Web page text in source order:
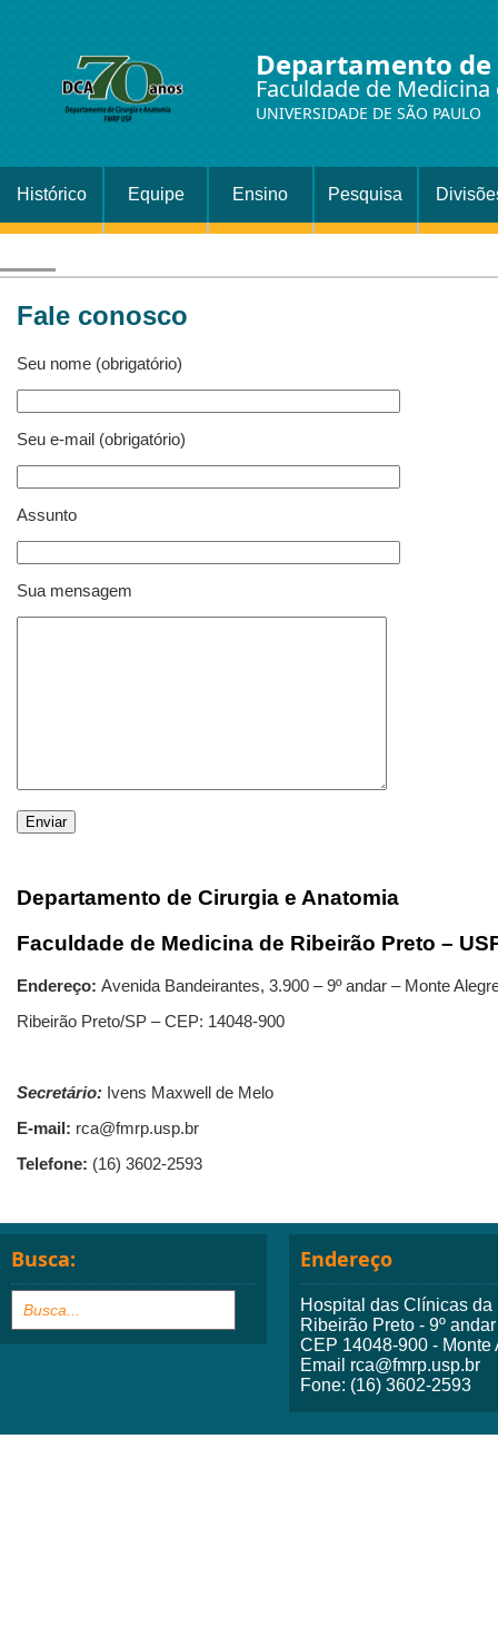
Departamento
Faculdade de
UNIVERSIDADE DE SÃO PAULO
Histórico Equipe Ensino Pesquisa
Fale conosco
Seu nome (obrigatório)
Seu e-mail (obrigatório)
Assunto
Sua mensagem
Departamento de Cirurgia e Anatomia
Faculdade de Medicina de Ribeirão Preto –
Endereço: Avenida Bandeirantes, 3.900 – 9º andar – Monte
Ribeirão Preto/SP – CEP: 14048-900
Secretário: Ivens Maxwell de Melo
E-mail: rca@fmrp.usp.br
Telefone: (16) 3602-2593
Busca: Endereço
Hospital das Clínicas
Ribeirão Preto - 9º andar
CEP 14048-900 -
Email rca@fmrp.usp.br
Fone: (16) 3602-2593